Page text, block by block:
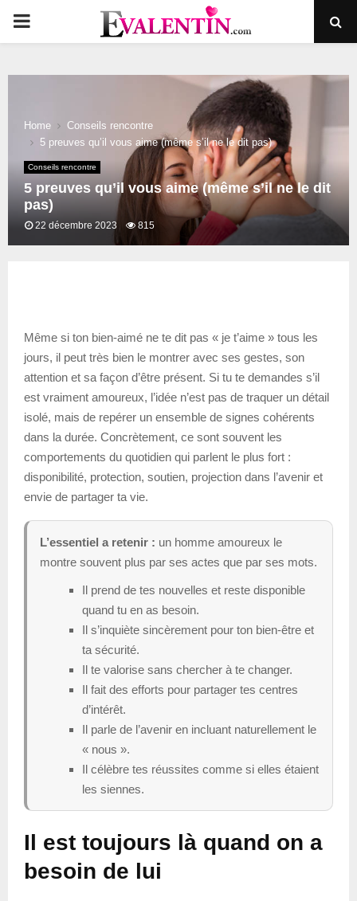
PRIMARY
Home
Conseils rencontre
5 preuves qu’il vous aime (même s’il ne le dit pas)
Conseils rencontre
5 preuves qu’il vous aime (même s’il ne le dit
pas)
22 décembre 2023 815
Même si ton bien-aimé ne te dit pas « je t’aime » tous les
jours, il peut très bien le montrer avec ses gestes, son
attention et sa façon d’être présent. Si tu te demandes s’il
est vraiment amoureux, l’idée n’est pas de traquer un détail
isolé, mais de repérer un ensemble de signes cohérents
dans la durée. Concrètement, ce sont souvent les
comportements du quotidien qui parlent le plus fort :
disponibilité, protection, soutien, projection dans l’avenir et
envie de partager ta vie.
L’essentiel a retenir : un homme amoureux le
montre souvent plus par ses actes que par ses mots.
Il prend de tes nouvelles et reste disponible
quand tu en as besoin.
Il s’inquiète sincèrement pour ton bien-être et
ta sécurité.
Il te valorise sans chercher à te changer.
Il fait des efforts pour partager tes centres
d’intérêt.
Il parle de l’avenir en incluant naturellement le
« nous ».
Il célèbre tes réussites comme si elles étaient
les siennes.
Il est toujours là quand on a
besoin de lui